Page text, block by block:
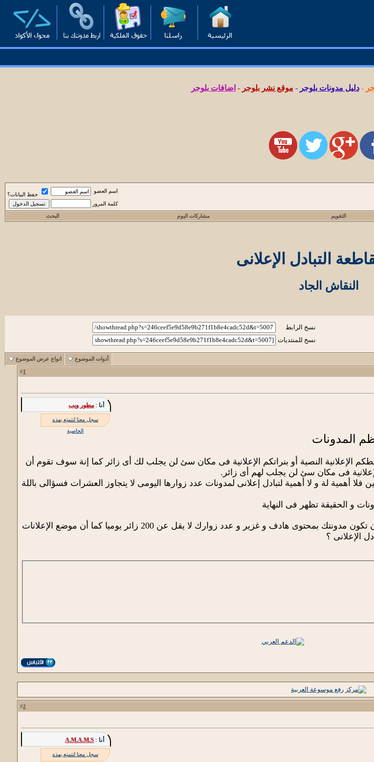
-دليل مدونات بلوجر - موقع نشر بلوجر - اضافات بلوجر
اسم العضو
حفظ البيانات؟
كلمة المرور
التقويم مشاركات اليوم البحث
التبادل الإعلانى
النقاش الجاد
نسخ الرابط
نسخ للمنتديات
أدوات الموضوع انواع عرض الموضوع
1
أنا :مطور ويب
سجل معنا لتتمتع بهذه
الخاصية
المدونات
الإعلانية النصية أو بنراتكم الإعلانية فى مكان سئ لن يجلب لك أى زائر كما إنة سوف تقوم أن
فى مكان سئ لن يجلب لهم أى زائر.
فلا أهمية لة و لا أهمية لتبادل إعلانى لمدونات عدد زوارها اليومى لا يتجاوز العشرات فسؤالى باللة
و الحقيقة تظهر فى النهاية
لكى تضع طلب للتبادل الإعلانى يا إخوانى يجب أن تكون مدونتك بمحتوى هادف و غزير و عدد زوارك لا يقل عن 200 زائر يوميا كما أن موضع الإعلانات
الإعلانى ؟
2
أنا : A.M.A.M.S
سجل معنا لتتمتع بهذه